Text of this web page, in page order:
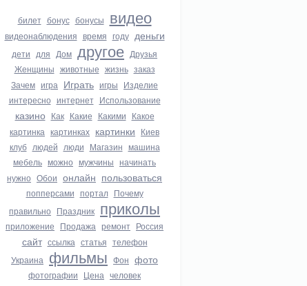
билет бонус бонусы видео
видеонаблюдения время году деньги
дети для Дом другое Друзья
Женщины животные жизнь заказ
Зачем игра Играть игры Изделие
интересно интернет Использование
казино Как Какие Какими Какое
картинка картинках картинки Киев
клуб людей люди Магазин машина
мебель можно мужчины начинать
нужно Обои онлайн пользоваться
попперсами портал Почему
правильно Праздник приколы
приложение Продажа ремонт Россия
сайт ссылка статья телефон
Украина фильмы Фон фото
фотографии Цена человек